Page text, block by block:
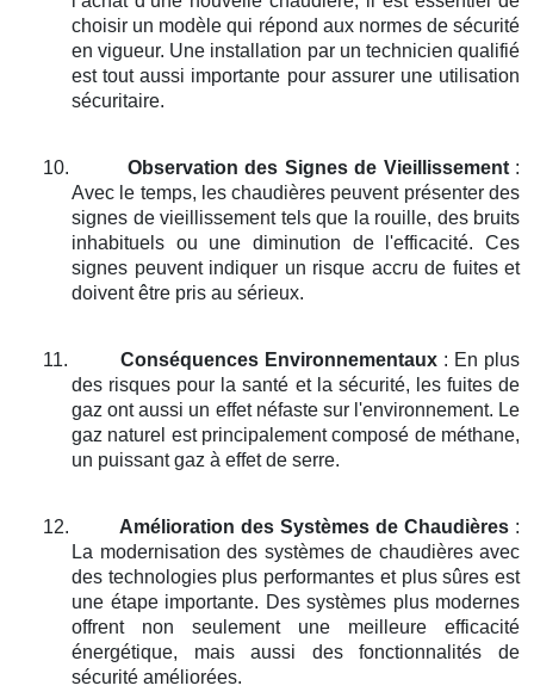
choisir un modèle qui répond aux normes de sécurité
en vigueur. Une installation par un technicien qualifié
est tout aussi importante pour assurer une utilisation
sécuritaire.
10. Observation des Signes de Vieillissement:
Avec le temps, les chaudières peuvent présenter des
signes de vieillissement tels que la rouille, des bruits
inhabituels ou une diminution de l'efficacité. Ces
signes peuvent indiquer un risque accru de fuites et
doivent être pris au sérieux.
11. Conséquences Environnementaux: En plus
des risques pour la santé et la sécurité, les fuites de
gaz ont aussi un effet néfaste sur l'environnement. Le
gaz naturel est principalement composé de méthane,
un puissant gaz à effet de serre.
12. Amélioration des Systèmes de Chaudières :
La modernisation des systèmes de chaudières avec
des technologies plus performantes et plus sûres est
une étape importante. Des systèmes plus modernes
offrent non seulement une meilleure efficacité
énergétique, mais aussi des fonctionnalités de
sécurité améliorées.